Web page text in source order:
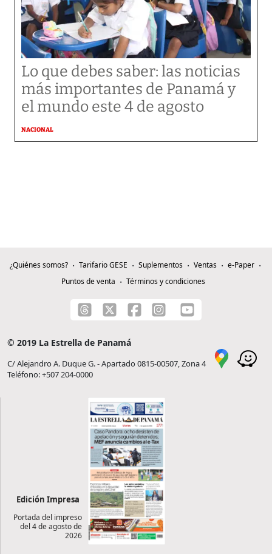
Lo que debes saber: las noticias
más importantes de Panamá y
el mundo este 4 de agosto
NACIONAL
¿Quiénes somos? Tarifario GESE Suplementos Ventas
e-Paper
Puntos de venta
Términos y condiciones
© 2019 La Estrella de Panamá
C/ Alejandro A. Duque G. - Apartado 0815-00507, Zona 4
Teléfono: +507 204-0000
Edición Impresa
Portada del impreso
del 4 de agosto de
2026